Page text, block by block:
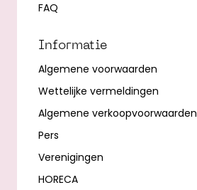
FAQ
Informatie
Algemene voorwaarden
Wettelijke vermeldingen
Algemene verkoopvoorwaarden
Pers
Verenigingen
HORECA